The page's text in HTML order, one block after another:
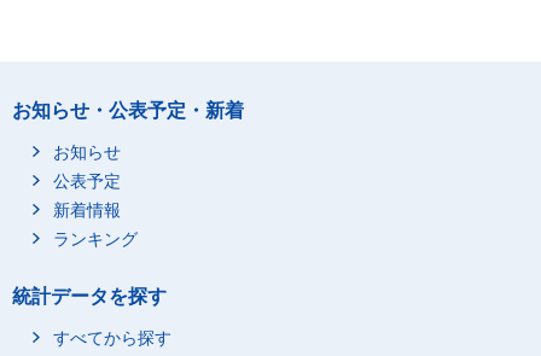
お知らせ・公表予定・新着
お知らせ
公表予定
新着情報
ランキング
統計データを探す
すべてから探す